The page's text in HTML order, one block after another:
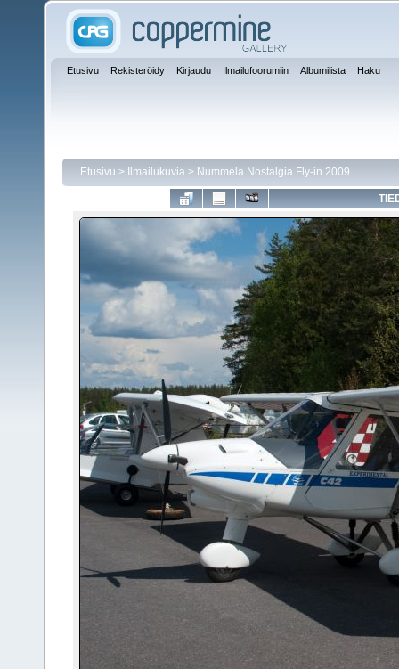
Etusivu Rekisteröidy Kirjaudu Ilmailufoorumiin Albumilista Haku
Etusivu > Ilmailukuvia > Nummela Nostalgia Fly-in 2009